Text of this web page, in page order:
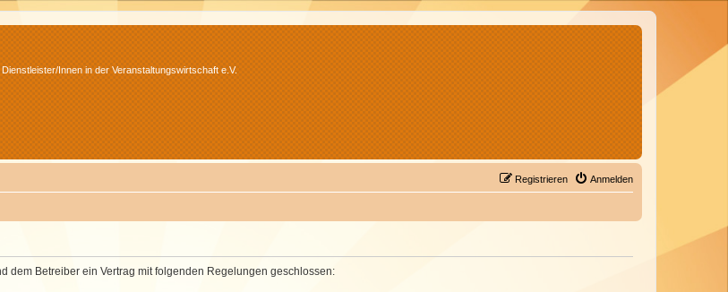
Innen in der Veranstaltungswirtschaft e.V.
Anmelden
Registrieren
dem Betreiber ein Vertrag mit folgenden Regelungen geschlossen: